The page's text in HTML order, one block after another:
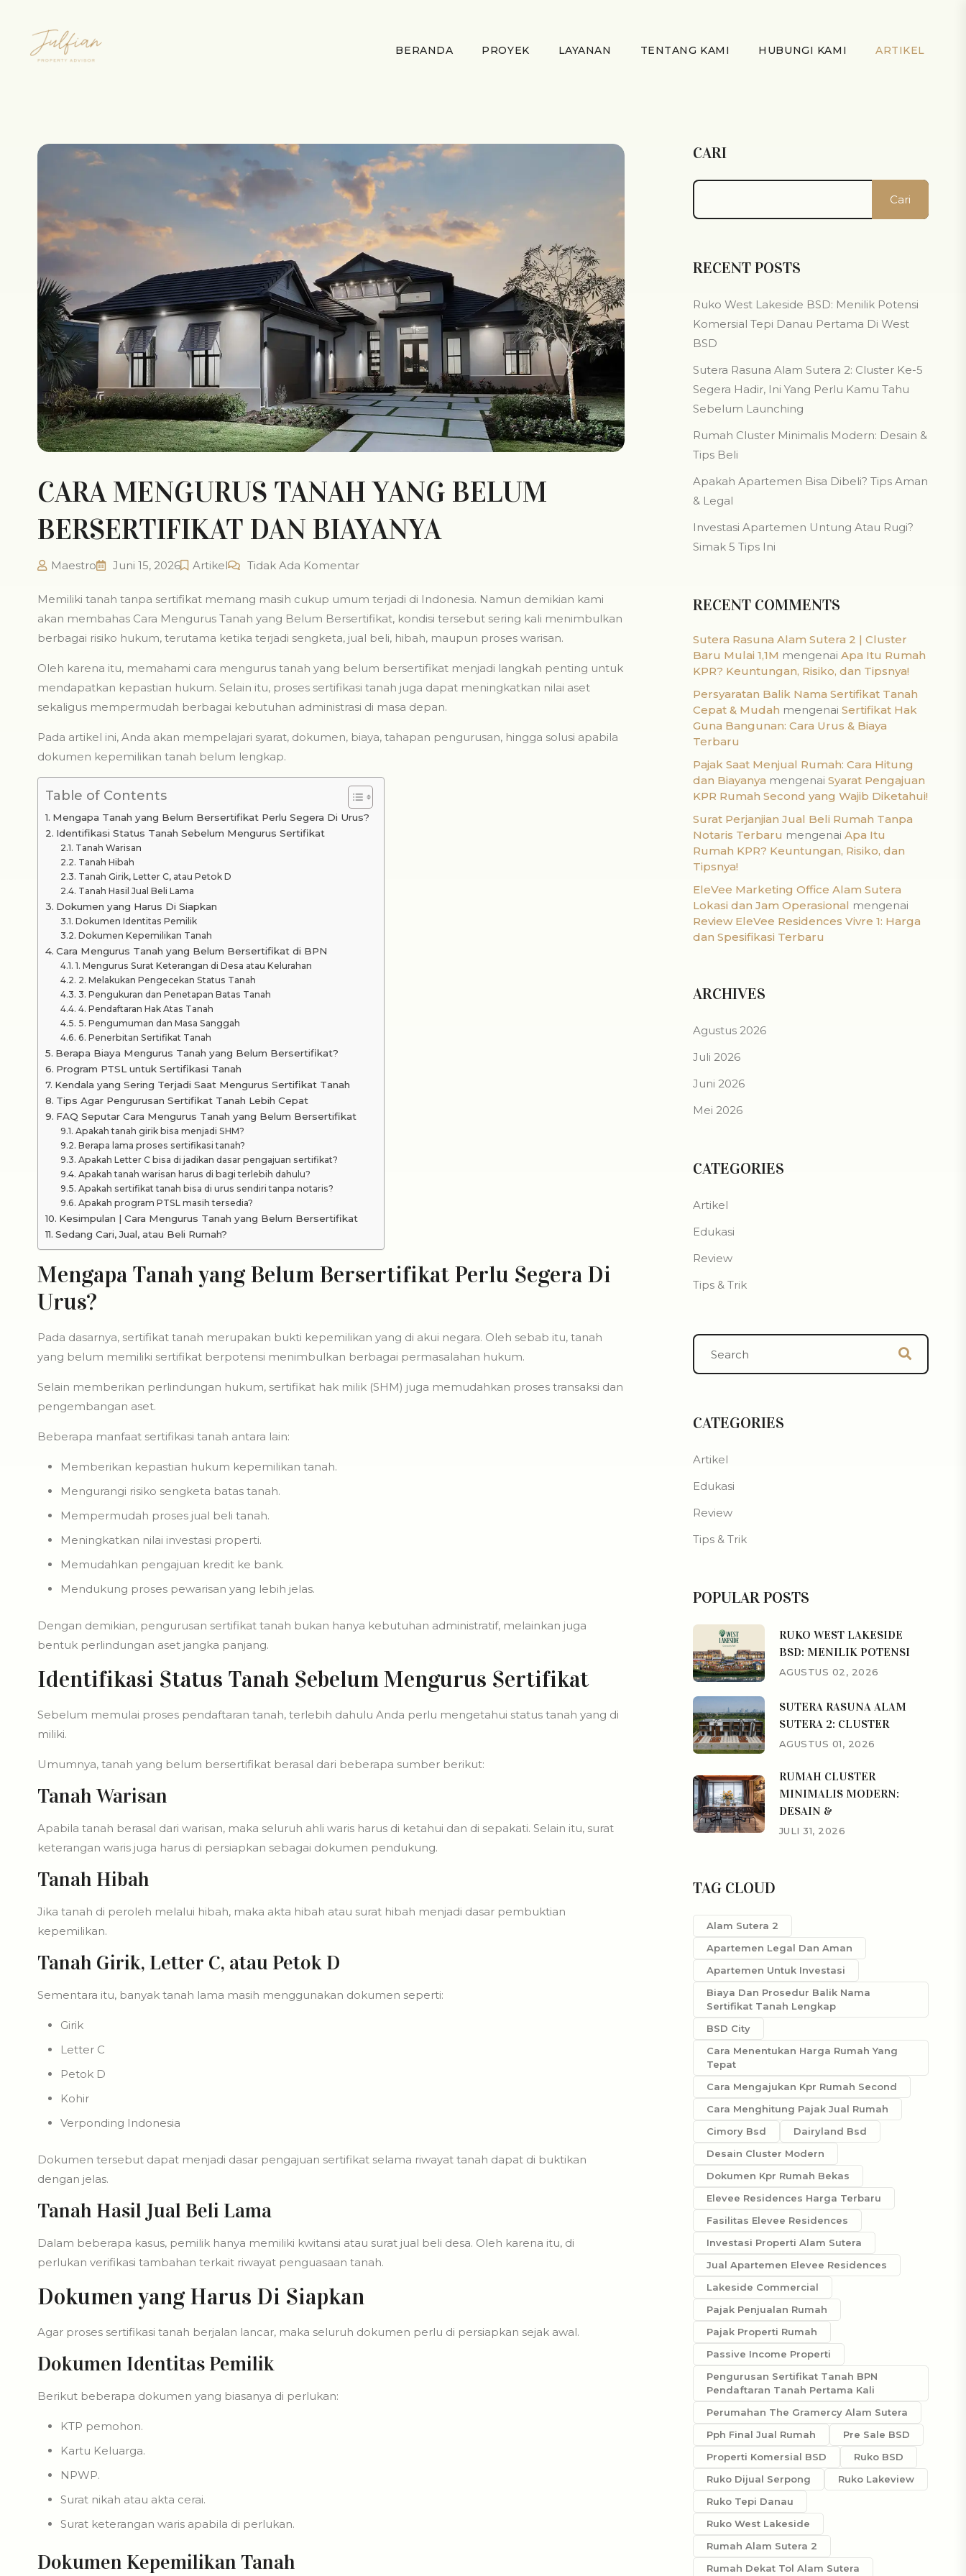
BERANDA PROYEK LAYANAN TENTANG KAMI HUBUNGI KAMI ARTIKEL
CARA MENGURUS TANAH YANG BELUM
BERSERTIFIKAT DAN BIAYANYA
Maestro Juni 15, 2026 Artikel Tidak Ada Komentar
Memiliki tanah tanpa sertifikat memang masih cukup umum terjadi di Indonesia. Namun demikian kami
akan membahas Cara Mengurus Tanah yang Belum Bersertifikat, kondisi tersebut sering kali menimbulkan
berbagai risiko hukum, terutama ketika terjadi sengketa, jual beli, hibah, maupun proses warisan.
Oleh karena itu, memahami cara mengurus tanah yang belum bersertifikat menjadi langkah penting untuk
mendapatkan kepastian hukum. Selain itu, proses sertifikasi tanah juga dapat meningkatkan nilai aset
sekaligus mempermudah berbagai kebutuhan administrasi di masa depan.
Pada artikel ini, Anda akan mempelajari syarat, dokumen, biaya, tahapan pengurusan, hingga solusi apabila
dokumen kepemilikan tanah belum lengkap.
Table of Contents
Mengapa Tanah yang Belum Bersertifikat Perlu Segera Di Urus?
Identifikasi Status Tanah Sebelum Mengurus Sertifikat
Tanah Warisan
Tanah Hibah
Tanah Girik, Letter C, atau Petok D
Tanah Hasil Jual Beli Lama
Dokumen yang Harus Di Siapkan
Dokumen Identitas Pemilik
Dokumen Kepemilikan Tanah
Cara Mengurus Tanah yang Belum Bersertifikat di BPN
1. Mengurus Surat Keterangan di Desa atau Kelurahan
2. Melakukan Pengecekan Status Tanah
3. Pengukuran dan Penetapan Batas Tanah
4. Pendaftaran Hak Atas Tanah
5. Pengumuman dan Masa Sanggah
6. Penerbitan Sertifikat Tanah
Berapa Biaya Mengurus Tanah yang Belum Bersertifikat?
Program PTSL untuk Sertifikasi Tanah
Kendala yang Sering Terjadi Saat Mengurus Sertifikat Tanah
Tips Agar Pengurusan Sertifikat Tanah Lebih Cepat
FAQ Seputar Cara Mengurus Tanah yang Belum Bersertifikat
Apakah tanah girik bisa menjadi SHM?
Berapa lama proses sertifikasi tanah?
Apakah Letter C bisa di jadikan dasar pengajuan sertifikat?
Apakah tanah warisan harus di bagi terlebih dahulu?
Apakah sertifikat tanah bisa di urus sendiri tanpa notaris?
Apakah program PTSL masih tersedia?
Kesimpulan | Cara Mengurus Tanah yang Belum Bersertifikat
Sedang Cari, Jual, atau Beli Rumah?
Mengapa Tanah yang Belum Bersertifikat Perlu Segera Di
Urus?
Pada dasarnya, sertifikat tanah merupakan bukti kepemilikan yang di akui negara. Oleh sebab itu, tanah
yang belum memiliki sertifikat berpotensi menimbulkan berbagai permasalahan hukum.
Selain memberikan perlindungan hukum, sertifikat hak milik (SHM) juga memudahkan proses transaksi dan
pengembangan aset.
Beberapa manfaat sertifikasi tanah antara lain:
Memberikan kepastian hukum kepemilikan tanah.
Mengurangi risiko sengketa batas tanah.
Mempermudah proses jual beli tanah.
Meningkatkan nilai investasi properti.
Memudahkan pengajuan kredit ke bank.
Mendukung proses pewarisan yang lebih jelas.
Dengan demikian, pengurusan sertifikat tanah bukan hanya kebutuhan administratif, melainkan juga
bentuk perlindungan aset jangka panjang.
Identifikasi Status Tanah Sebelum Mengurus Sertifikat
Sebelum memulai proses pendaftaran tanah, terlebih dahulu Anda perlu mengetahui status tanah yang di
miliki.
Umumnya, tanah yang belum bersertifikat berasal dari beberapa sumber berikut:
Tanah Warisan
Apabila tanah berasal dari warisan, maka seluruh ahli waris harus di ketahui dan di sepakati. Selain itu, surat
keterangan waris juga harus di persiapkan sebagai dokumen pendukung.
Tanah Hibah
Jika tanah di peroleh melalui hibah, maka akta hibah atau surat hibah menjadi dasar pembuktian
kepemilikan.
Tanah Girik, Letter C, atau Petok D
Sementara itu, banyak tanah lama masih menggunakan dokumen seperti:
Girik
Letter C
Petok D
Kohir
Verponding Indonesia
Dokumen tersebut dapat menjadi dasar pengajuan sertifikat selama riwayat tanah dapat di buktikan
dengan jelas.
Tanah Hasil Jual Beli Lama
Dalam beberapa kasus, pemilik hanya memiliki kwitansi atau surat jual beli desa. Oleh karena itu, di
perlukan verifikasi tambahan terkait riwayat penguasaan tanah.
Dokumen yang Harus Di Siapkan
Agar proses sertifikasi tanah berjalan lancar, maka seluruh dokumen perlu di persiapkan sejak awal.
Dokumen Identitas Pemilik
Berikut beberapa dokumen yang biasanya di perlukan:
KTP pemohon.
Kartu Keluarga.
NPWP.
Surat nikah atau akta cerai.
Surat keterangan waris apabila di perlukan.
Dokumen Kepemilikan Tanah
CARI
Cari
RECENT POSTS
Ruko West Lakeside BSD: Menilik Potensi
Komersial Tepi Danau Pertama Di West
BSD
Sutera Rasuna Alam Sutera 2: Cluster Ke-5
Segera Hadir, Ini Yang Perlu Kamu Tahu
Sebelum Launching
Rumah Cluster Minimalis Modern: Desain &
Tips Beli
Apakah Apartemen Bisa Dibeli? Tips Aman
& Legal
Investasi Apartemen Untung Atau Rugi?
Simak 5 Tips Ini
RECENT COMMENTS
Sutera Rasuna Alam Sutera 2 | Cluster
Baru Mulai 1,1M mengenai Apa Itu Rumah
KPR? Keuntungan, Risiko, dan Tipsnya!
Persyaratan Balik Nama Sertifikat Tanah
Cepat & Mudah mengenai Sertifikat Hak
Guna Bangunan: Cara Urus & Biaya
Terbaru
Pajak Saat Menjual Rumah: Cara Hitung
dan Biayanya mengenai Syarat Pengajuan
KPR Rumah Second yang Wajib Diketahui!
Surat Perjanjian Jual Beli Rumah Tanpa
Notaris Terbaru mengenai Apa Itu
Rumah KPR? Keuntungan, Risiko, dan
Tipsnya!
EleVee Marketing Office Alam Sutera
Lokasi dan Jam Operasional mengenai
Review EleVee Residences Vivre 1: Harga
dan Spesifikasi Terbaru
ARCHIVES
Agustus 2026
Juli 2026
Juni 2026
Mei 2026
CATEGORIES
Artikel
Edukasi
Review
Tips & Trik
CATEGORIES
Artikel
Edukasi
Review
Tips & Trik
POPULAR POSTS
RUKO WEST LAKESIDE
BSD: MENILIK POTENSI
AGUSTUS 02, 2026
SUTERA RASUNA ALAM
SUTERA 2: CLUSTER
AGUSTUS 01, 2026
RUMAH CLUSTER
MINIMALIS MODERN:
DESAIN &
JULI 31, 2026
TAG CLOUD
Alam Sutera 2
Apartemen Legal Dan Aman
Apartemen Untuk Investasi
Biaya Dan Prosedur Balik Nama
Sertifikat Tanah Lengkap
BSD City
Cara Menentukan Harga Rumah Yang
Tepat
Cara Mengajukan Kpr Rumah Second
Cara Menghitung Pajak Jual Rumah
Cimory Bsd
Dairyland Bsd
Desain Cluster Modern
Dokumen Kpr Rumah Bekas
Elevee Residences Harga Terbaru
Fasilitas Elevee Residences
Investasi Properti Alam Sutera
Jual Apartemen Elevee Residences
Lakeside Commercial
Pajak Penjualan Rumah
Pajak Properti Rumah
Passive Income Properti
Pengurusan Sertifikat Tanah BPN
Pendaftaran Tanah Pertama Kali
Perumahan The Gramercy Alam Sutera
Pph Final Jual Rumah
Pre Sale BSD
Properti Komersial BSD
Ruko BSD
Ruko Dijual Serpong
Ruko Lakeview
Ruko Tepi Danau
Ruko West Lakeside
Rumah Alam Sutera 2
Rumah Dekat Tol Alam Sutera